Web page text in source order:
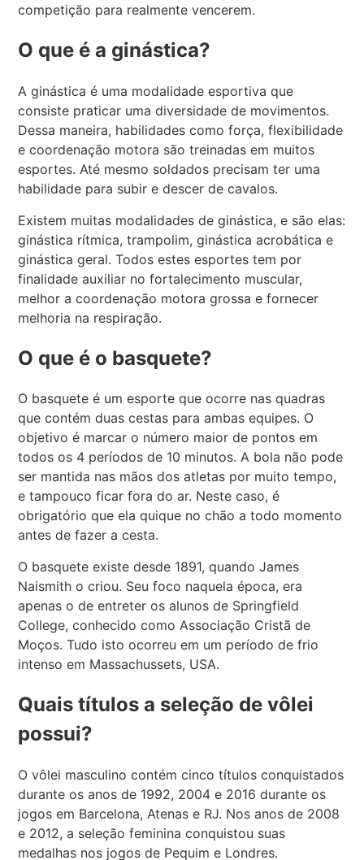
competição para realmente vencerem.
O que é a ginástica?
A ginástica é uma modalidade esportiva que
consiste praticar uma diversidade de movimentos.
Dessa maneira, habilidades como força, flexibilidade
e coordenação motora são treinadas em muitos
esportes. Até mesmo soldados precisam ter uma
habilidade para subir e descer de cavalos.
Existem muitas modalidades de ginástica, e são elas:
ginástica rítmica, trampolim, ginástica acrobática e
ginástica geral. Todos estes esportes tem por
finalidade auxiliar no fortalecimento muscular,
melhor a coordenação motora grossa e fornecer
melhoria na respiração.
O que é o basquete?
O basquete é um esporte que ocorre nas quadras
que contém duas cestas para ambas equipes. O
objetivo é marcar o número maior de pontos em
todos os 4 períodos de 10 minutos. A bola não pode
ser mantida nas mãos dos atletas por muito tempo,
e tampouco ficar fora do ar. Neste caso, é
obrigatório que ela quique no chão a todo momento
antes de fazer a cesta.
O basquete existe desde 1891, quando James
Naismith o criou. Seu foco naquela época, era
apenas o de entreter os alunos de Springfield
College, conhecido como Associação Cristã de
Moços. Tudo isto ocorreu em um período de frio
intenso em Massachussets, USA.
Quais títulos a seleção de vôlei
possui?
O vôlei masculino contém cinco títulos conquistados
durante os anos de 1992, 2004 e 2016 durante os
jogos em Barcelona, Atenas e RJ. Nos anos de 2008
e 2012, a seleção feminina conquistou suas
medalhas nos jogos de Pequim e Londres.